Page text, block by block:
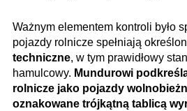
Ważnym elementem kontroli było
pojazdy rolnicze spełniają
techniczne, w tym prawidłowy
hamulcowy. Mundurowi
rolnicze jako pojazdy
oznakowane trójkątną tablicą